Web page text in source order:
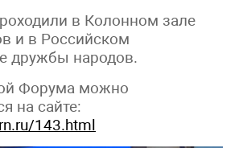
в Колонном зале
и в Российском
дружбы народов.
Форума можно
на сайте:
143.html